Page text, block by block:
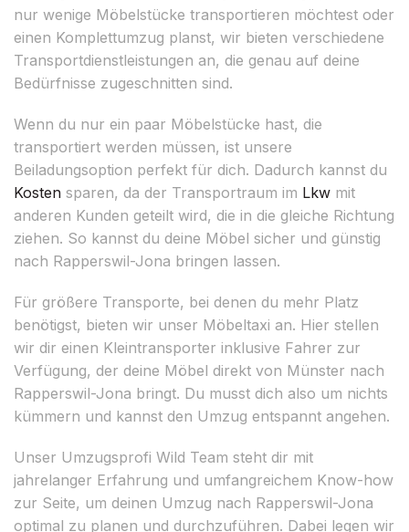
nur wenige Möbelstücke transportieren möchtest oder
einen Komplettumzug planst, wir bieten verschiedene
Transportdienstleistungen an, die genau auf deine
Bedürfnisse zugeschnitten sind.
Wenn du nur ein paar Möbelstücke hast, die
transportiert werden müssen, ist unsere
Beiladungsoption perfekt für dich. Dadurch kannst du
Kosten sparen, da der Transportraum im Lkw mit
anderen Kunden geteilt wird, die in die gleiche Richtung
ziehen. So kannst du deine Möbel sicher und günstig
nach Rapperswil-Jona bringen lassen.
Für größere Transporte, bei denen du mehr Platz
benötigst, bieten wir unser Möbeltaxi an. Hier stellen
wir dir einen Kleintransporter inklusive Fahrer zur
Verfügung, der deine Möbel direkt von Münster nach
Rapperswil-Jona bringt. Du musst dich also um nichts
kümmern und kannst den Umzug entspannt angehen.
Unser Umzugsprofi Wild Team steht dir mit
jahrelanger Erfahrung und umfangreichem Know-how
zur Seite, um deinen Umzug nach Rapperswil-Jona
optimal zu planen und durchzuführen. Dabei legen wir